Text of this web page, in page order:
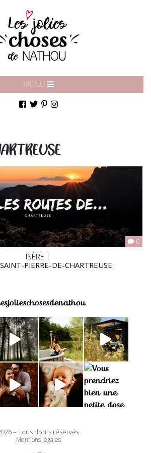
MENU
0
ISÈRE |
PIERRE-DE-CHARTREUSE
– Tous droits réservés
Mentions légales